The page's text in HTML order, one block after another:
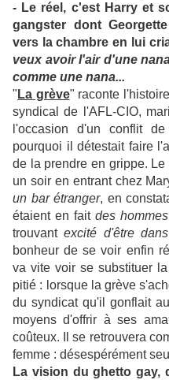
- Le réel, c'est Harry et
gangster dont
vers la chambre en lui
veux avoir l'air d'une
comme une nana...
" La grève" raconte
syndical de l'AFL-CIO,
l'occasion d'un conflit
pourquoi il détestait faire
de la prendre en grippe.
un soir en entrant chez
un bar étranger, en
étaient en fait des
trouvantexcité d'être
bonheur de se voir enfin
va vite voir se substituer
pitié : lorsque la grève
du syndicat qu'il gonflait
moyens d'offrir à ses
coûteux. Il se retrouvera
femme : désespérément
La vision du ghetto gay,